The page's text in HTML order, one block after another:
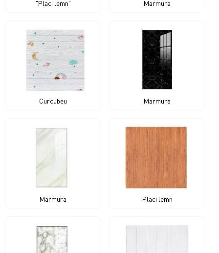
"Placi lemn" Marmura
Curcubeu Marmura
Marmura Placi lemn